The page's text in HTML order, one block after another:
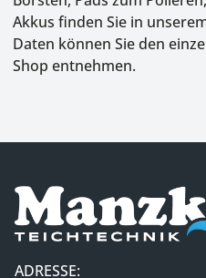
Akkus finden Sie in
Daten können Sie den
Shop entnehmen.
ADRESSE: